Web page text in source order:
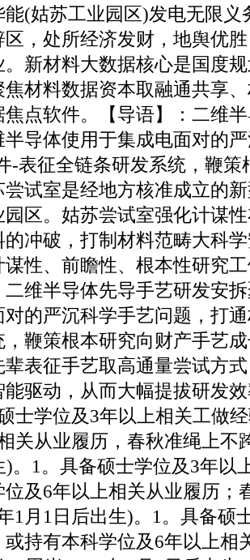
(姑苏工业园区)发电无限义
区，处所经济发财，地舆优
。新材料大数据核心是国度
材料数据资本取融通共享
点软件。【导语】：二维
导体使用于集成电面对的
-表征全链条研发系统，鞭策
试室是经地方核准成立的
区。姑苏尝试室强化计谋
的冲破，打制材料范畴大科
性、前瞻性、根本性研究
二维半导体先导手艺研发安
对的严沉科学手艺问题，打
鞭策根本研究向财产手艺
辈表征手艺取高通量尝试方
能驱动，从而大幅提拔研发
士学位及3年以上相关工做
关从业履历，春秋准绳上不
)。1。具备硕士学位及3年以
及6年以上相关从业履历；
1月1日后出生)。1。具备硕
或持有本科学位及6年以上相